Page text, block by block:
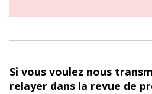
Si vous voulez nous
relayer dans la revue de